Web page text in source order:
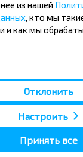
Гомель
Брест -
Брест -
Москва -
Брест -
Брест -
из нашей
, кто мы
и как мы
Отклонить
Настроить
Принять все